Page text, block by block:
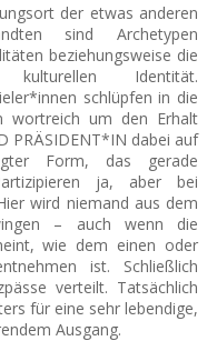
der etwas anderen
sind Archetypen
beziehungsweise die
Identität.
schlüpfen in die
wortreich um den Erhalt
PRÄSIDENT*IN dabei auf
Form, das gerade
ja, aber bei
wird niemand aus dem
– auch wenn die
wie dem einen oder
ist. Schließlich
verteilt. Tatsächlich
für eine sehr lebendige,
Ausgang.